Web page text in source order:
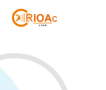
Cookies management panel